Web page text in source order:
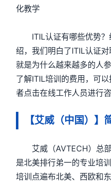
化教学
ITIL认证有哪些优势？
绍，我们明白了ITIL认证
就是为什么越来越多的人
了解ITIL培训的费用，可
者点击在线工作人员进行咨
【艾威（中国）】
艾威（AVTECH）总部
是北美排行弟一的专业培
培训点遍布北美、西欧和